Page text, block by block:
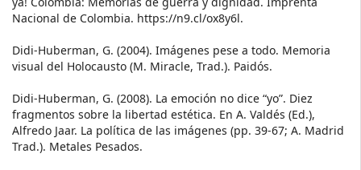
Nacional de Colombia. https://n9.cl/ox8y6l.
Didi-Huberman, G. (2004). Imágenes pese a todo. Memoria
visual del Holocausto (M. Miracle, Trad.). Paidós.
Didi-Huberman, G. (2008). La emoción no dice “yo”. Diez
fragmentos sobre la libertad estética. En A. Valdés (Ed.),
Alfredo Jaar. La política de las imágenes (pp. 39-67; A. Madrid
Trad.). Metales Pesados.